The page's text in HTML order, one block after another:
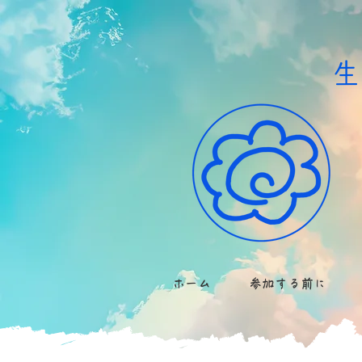
ホーム 参加する前に